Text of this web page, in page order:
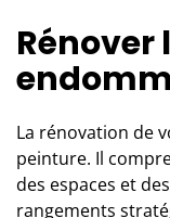
Rénover
La rénovation de
peinture. Il
des espaces et
rangements